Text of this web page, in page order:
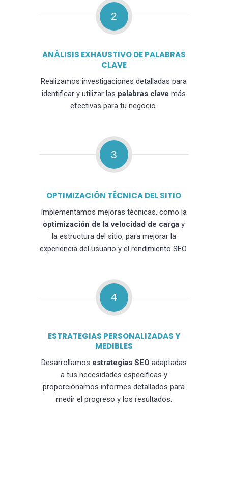
2
ANÁLISIS EXHAUSTIVO DE PALABRAS
CLAVE
Realizamos investigaciones detalladas para
identificar y utilizar las palabras clave más
efectivas para tu negocio.
3
OPTIMIZACIÓN TÉCNICA DEL SITIO
Implementamos mejoras técnicas, como la
optimización de la velocidad de carga y
la estructura del sitio, para mejorar la
experiencia del usuario y el rendimiento SEO.
4
ESTRATEGIAS PERSONALIZADAS Y
MEDIBLES
Desarrollamos estrategias SEO adaptadas
a tus necesidades específicas y
proporcionamos informes detallados para
medir el progreso y los resultados.